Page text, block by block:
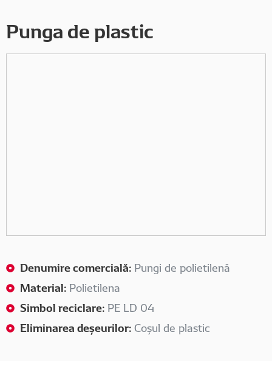
Punga de plastic
Denumire comercială:Pungi de polietilenă
Material:Polietilena
Simbol reciclare:PE LD 04
Eliminarea deșeurilor:Coșul de plastic